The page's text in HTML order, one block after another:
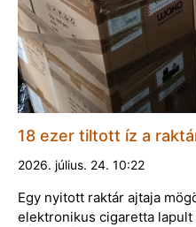
18 ezer tiltott íz a
2026. július. 24. 10:22
Egy nyitott raktár ajtaja
elektronikus cigaretta lapult